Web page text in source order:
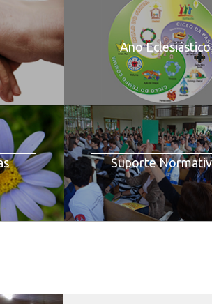
Ano Eclesiástico
Suporte